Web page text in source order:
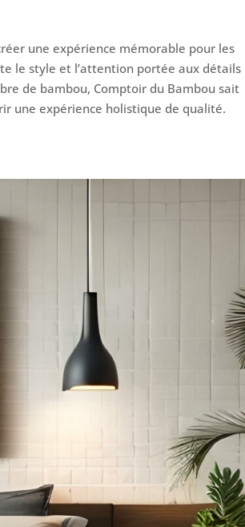
une expérience mémorable pour les
le style et l’attention portée aux détails
de bambou, Comptoir du Bambou sait
une expérience holistique de qualité.